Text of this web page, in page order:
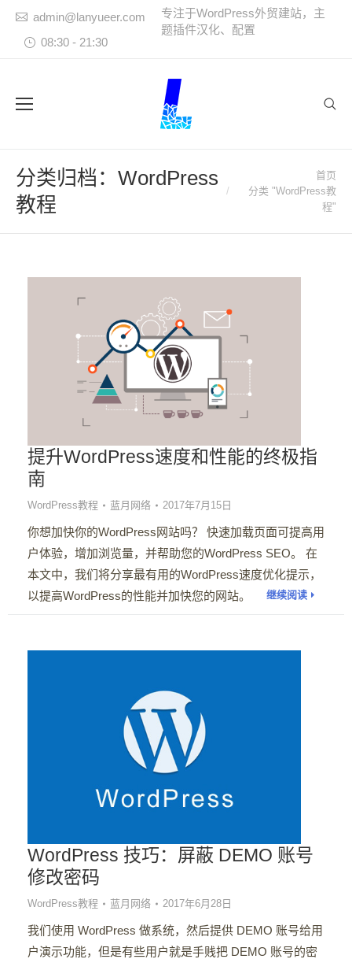
admin@lanyueer.com
08:30 - 21:30
专注于WordPress外贸建站，主
题插件汉化、配置
分类归档： WordPress
教程
首页
分类 "WordPress教
程"
提升WordPress速度和性能的终极指
南
WordPress教程 蓝月网络 2017年7月15日
你想加快你的WordPress网站吗？ 快速加载页面可提高用
户体验，增加浏览量，并帮助您的WordPress SEO。 在
本文中，我们将分享最有用的WordPress速度优化提示，
以提高WordPress的性能并加快您的网站。
继续阅读
WordPress 技巧：屏蔽 DEMO 账号
修改密码
WordPress教程 蓝月网络 2017年6月28日
我们使用 WordPress 做系统，然后提供 DEMO 账号给用
户演示功能，但是有些用户就是手贱把 DEMO 账号的密